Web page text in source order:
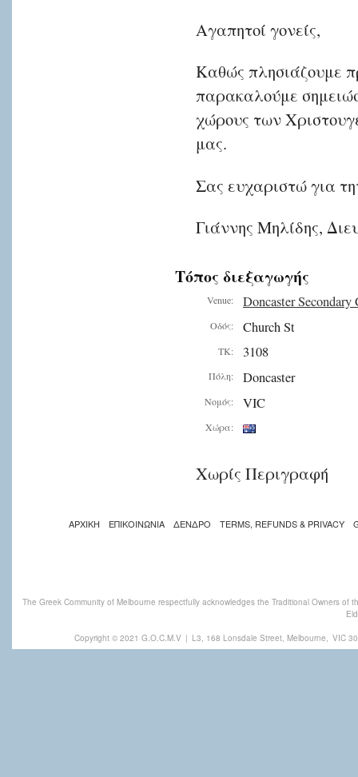
Αγαπητοί γονείς,
Καθώς πλησιάζουμε
παρακαλούμε
χώρους των
μας.
Σας ευχαριστώ για
Γιάννης Μηλίδης,
Τόπος διεξαγωγής
Venue: Doncaster Secondary
Οδός: Church St
ΤΚ: 3108
Πόλη: Doncaster
Νομός: VIC
Χώρα:
Χωρίς Περιγραφή
ΑΡΧΙΚΗ ΕΠΙΚΟΙΝΩΝΙΑ ΔΕΝΔΡΟ TERMS, REFUNDS & PRIVACY
The Greek Community of Melbourne respectfully acknowledges the Traditional Owners
Copyright © 2021 G.O.C.M.V | L3, 168 Lonsdale Street, Melbourne, VIC